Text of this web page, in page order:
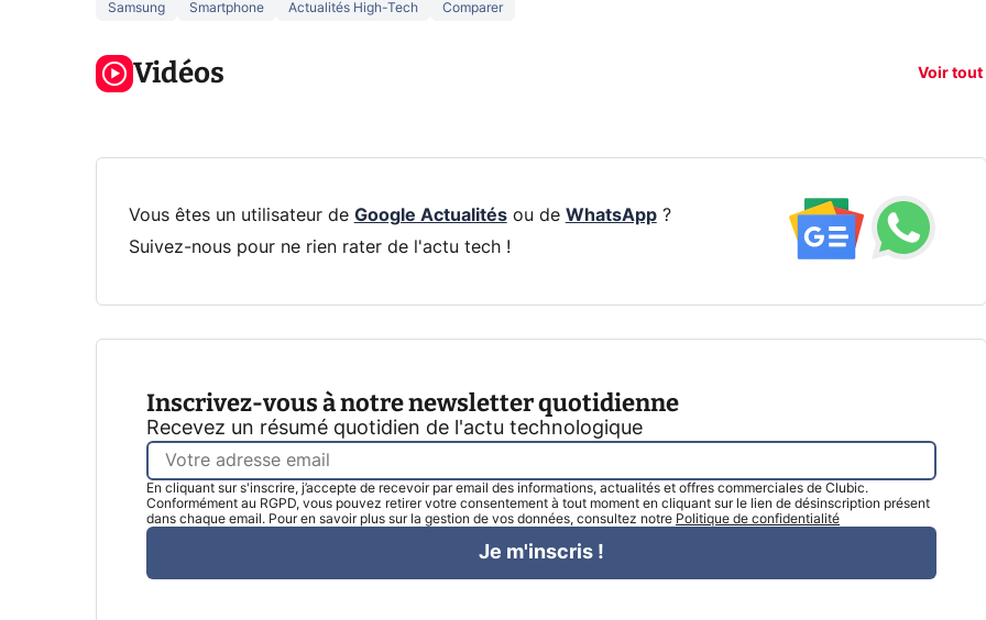
Samsung Smartphone Actualités High-Tech Comparer
Vidéos Voir tout
5 générations
la prochaine
Xbox !
Ce que vous
Vous êtes un utilisateur de Google Actualitésou de WhatsApp?
Suivez-nous pour ne rien rater de l'actu tech !
Inscrivez-vous à notre newsletter quotidienne
Recevez un résumé quotidien de l'actu technologique
En cliquant sur s'inscrire, j’accepte de recevoir par email des informations, actualités et offres commerciales de Clubic.
Conformément au RGPD, vous pouvez retirer votre consentement à tout moment en cliquant sur le lien de désinscription présent
dans chaque email. Pour en savoir plus sur la gestion de vos données, consultez notre Politique de confidentialité
Je m'inscris !